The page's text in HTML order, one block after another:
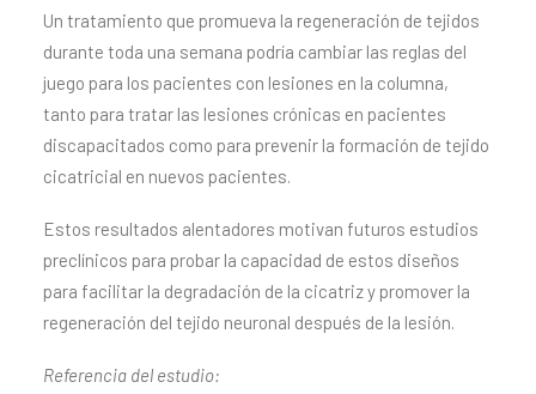
Un tratamiento que promueva la regeneración de tejidos
durante toda una semana podría cambiar las reglas del
juego para los pacientes con lesiones en la columna,
tanto para tratar las lesiones crónicas en pacientes
discapacitados como para prevenir la formación de tejido
cicatricial en nuevos pacientes.
Estos resultados alentadores motivan futuros estudios
preclínicos para probar la capacidad de estos diseños
para facilitar la degradación de la cicatriz y promover la
regeneración del tejido neuronal después de la lesión.
Referencia del estudio: